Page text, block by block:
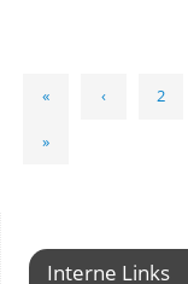
« ‹ 2
»
Interne Links